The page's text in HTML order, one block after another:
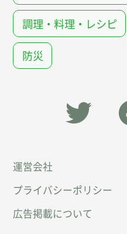
調理・料理・レシピ
防災
ン
パー」
運営会社
プライバシーポリシー
広告掲載について